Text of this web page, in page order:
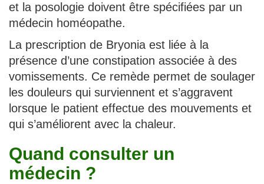
et la posologie doivent être spécifiées par un
médecin homéopathe.
La prescription de Bryonia est liée à la
présence d’une constipation associée à des
vomissements. Ce remède permet de soulager
les douleurs qui surviennent et s’aggravent
lorsque le patient effectue des mouvements et
qui s’améliorent avec la chaleur.
Quand consulter un
médecin ?